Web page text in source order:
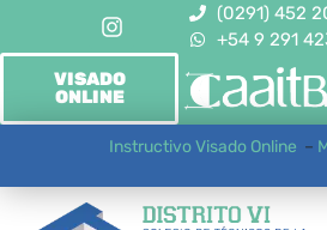
(0291) 452
+54 9 291
VISADO
ONLINE
Instructivo Visado Online –